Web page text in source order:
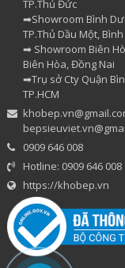
TP.Thủ Đức
➡Showroom Bình
TP.Thủ Dầu Một,
➡ Showroom Biên
Biên Hòa, Đồng Nai
➡Trụ sở Cty Quận
TP.HCM
0909 646 008
Hotline: 0909 646 008
https://khobep.vn